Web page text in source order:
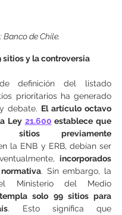
Banco de Chile.
sitios y la controversia
definición del listado
prioritarios ha generado
debate. El artículo octavo
Ley 21.600 establece que
previamente
la ENB y ERB, debían ser
incorporados
. Sin embargo, la
Ministerio del Medio
solo 99 sitios para
. Esto significa que